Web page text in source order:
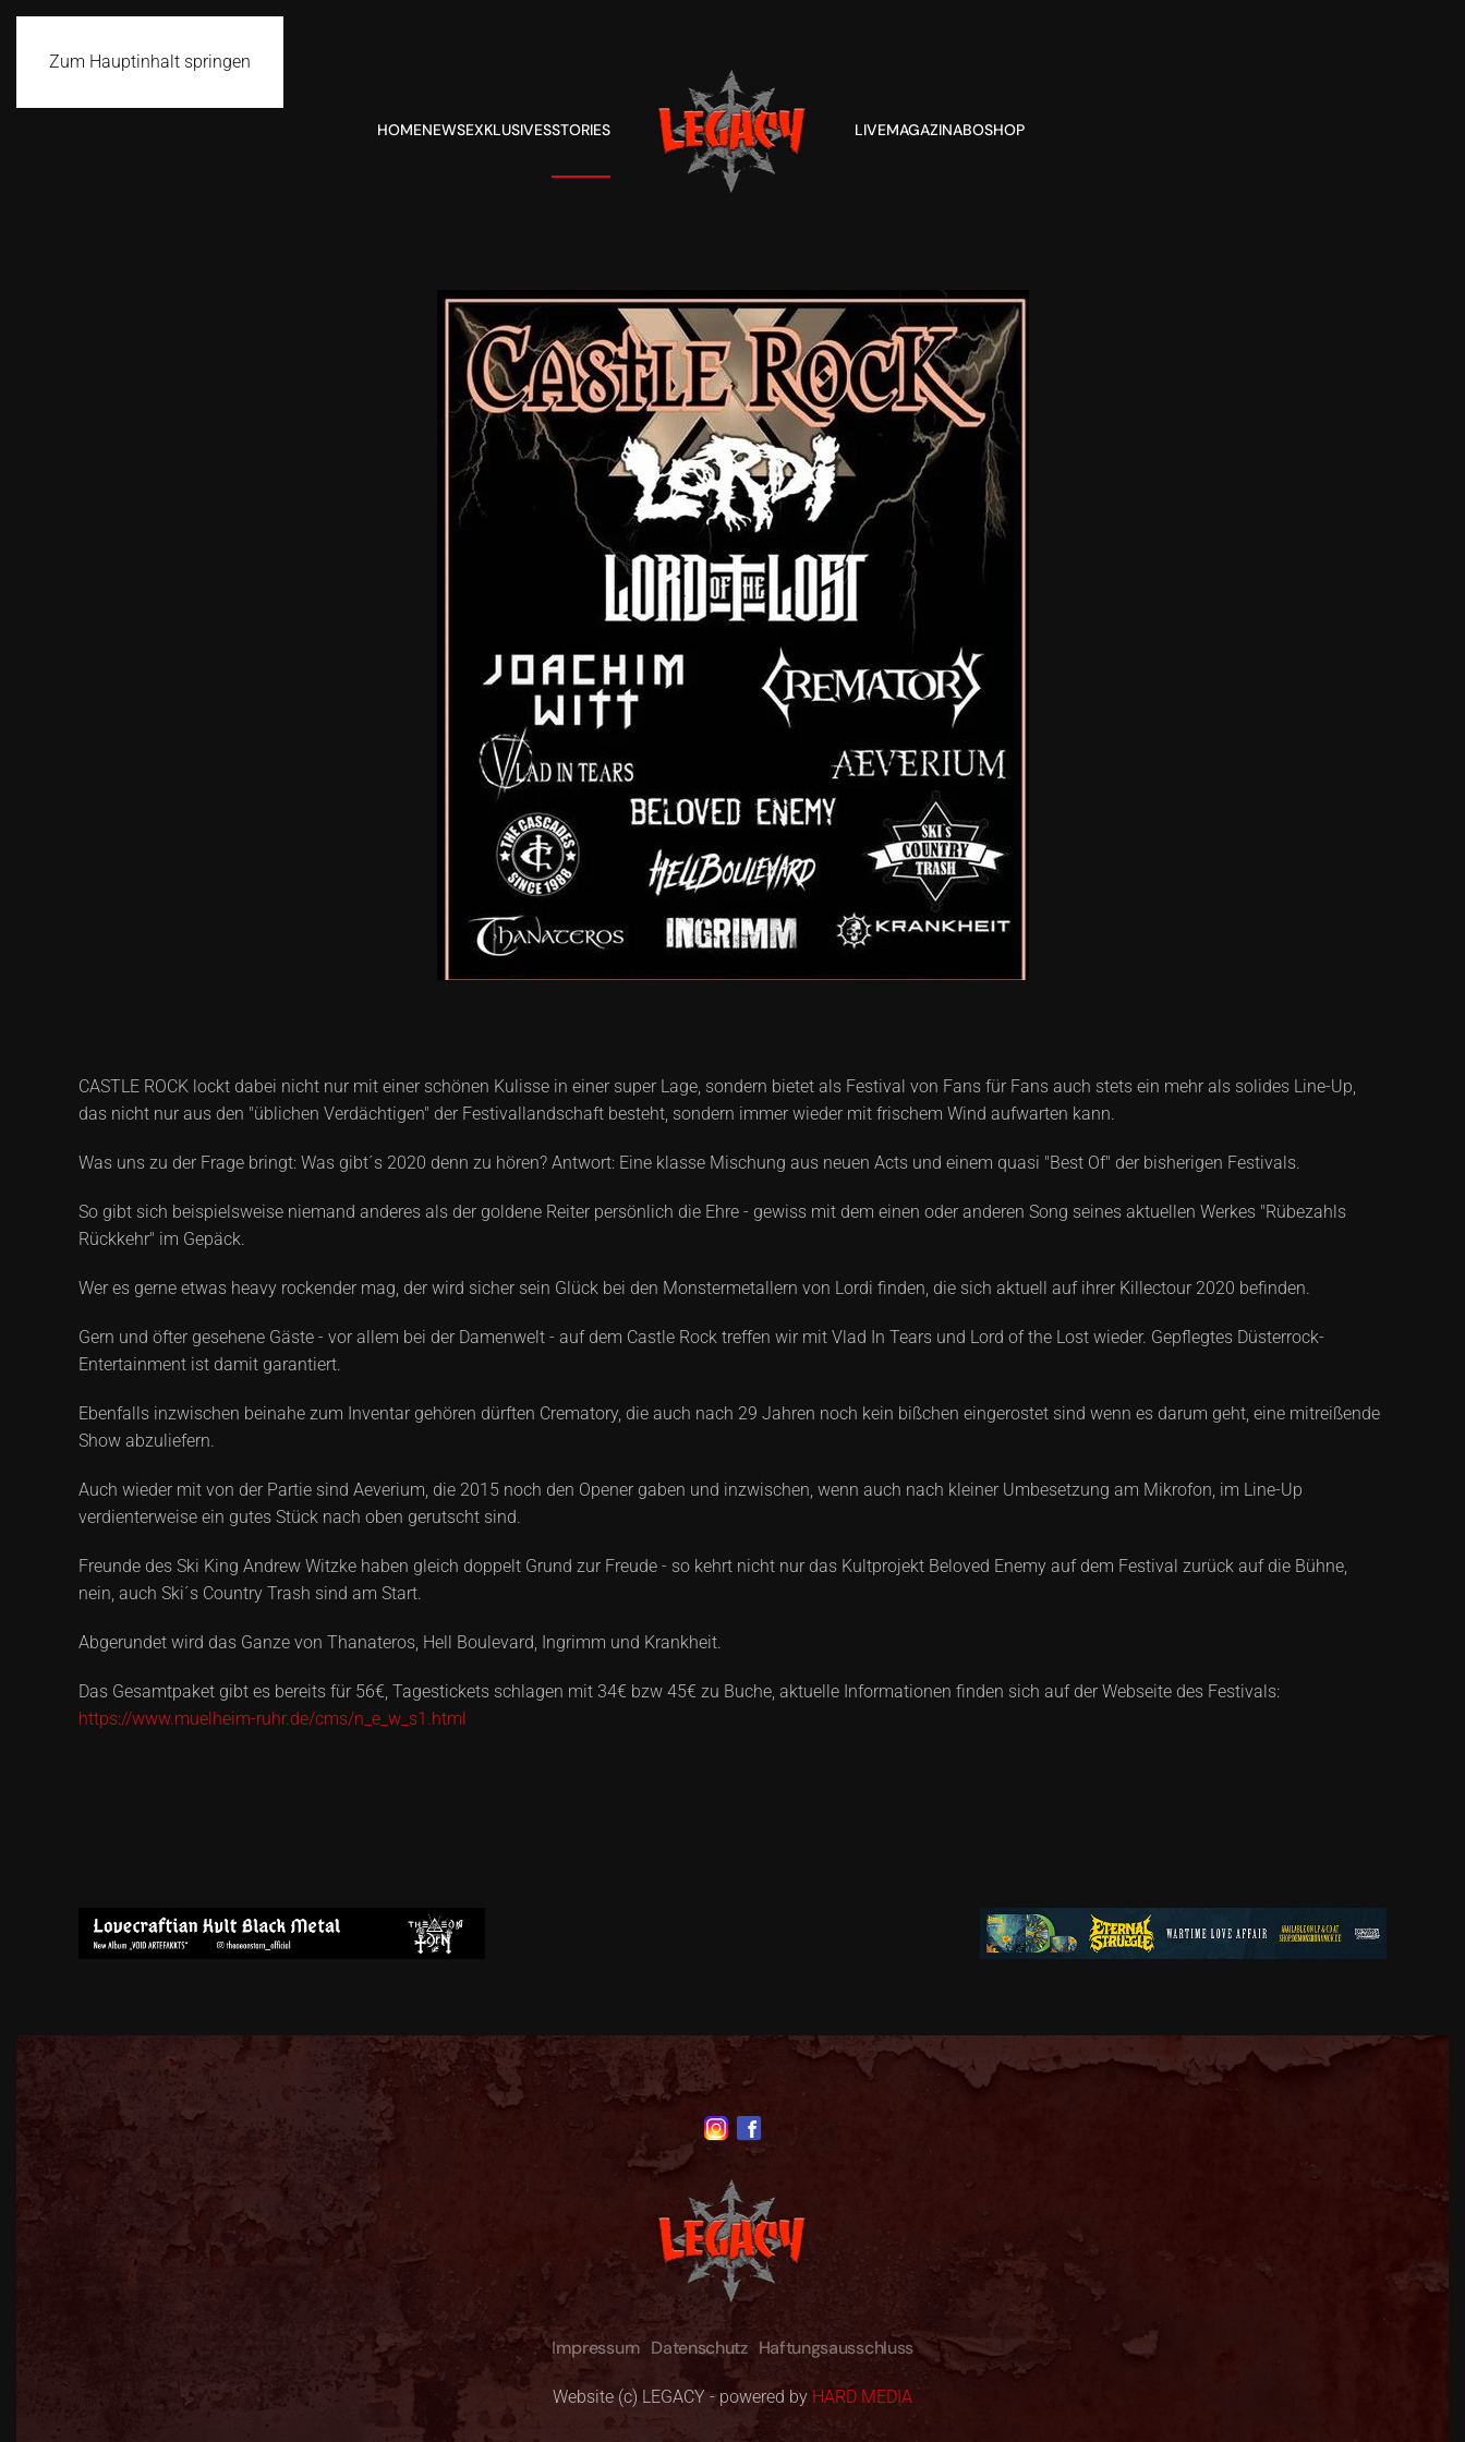
Zum Hauptinhalt springen
HOMENEWSEXKLUSIVESSTORIES LIVEMAGAZINABOSHOP
CASTLE ROCK lockt dabei nicht nur mit einer schönen Kulisse in einer super Lage, sondern bietet als Festival von Fans für Fans auch stets ein mehr als solides Line-Up,
das nicht nur aus den "üblichen Verdächtigen" der Festivallandschaft besteht, sondern immer wieder mit frischem Wind aufwarten kann.
Was uns zu der Frage bringt: Was gibt´s 2020 denn zu hören? Antwort: Eine klasse Mischung aus neuen Acts und einem quasi "Best Of" der bisherigen Festivals.
So gibt sich beispielsweise niemand anderes als der goldene Reiter persönlich die Ehre - gewiss mit dem einen oder anderen Song seines aktuellen Werkes "Rübezahls
Rückkehr" im Gepäck.
Wer es gerne etwas heavy rockender mag, der wird sicher sein Glück bei den Monstermetallern von Lordi finden, die sich aktuell auf ihrer Killectour 2020 befinden.
Gern und öfter gesehene Gäste - vor allem bei der Damenwelt - auf dem Castle Rock treffen wir mit Vlad In Tears und Lord of the Lost wieder. Gepflegtes Düsterrock-
Entertainment ist damit garantiert.
Ebenfalls inzwischen beinahe zum Inventar gehören dürften Crematory, die auch nach 29 Jahren noch kein bißchen eingerostet sind wenn es darum geht, eine mitreißende
Show abzuliefern.
Auch wieder mit von der Partie sind Aeverium, die 2015 noch den Opener gaben und inzwischen, wenn auch nach kleiner Umbesetzung am Mikrofon, im Line-Up
verdienterweise ein gutes Stück nach oben gerutscht sind.
Freunde des Ski King Andrew Witzke haben gleich doppelt Grund zur Freude - so kehrt nicht nur das Kultprojekt Beloved Enemy auf dem Festival zurück auf die Bühne,
nein, auch Ski´s Country Trash sind am Start.
Abgerundet wird das Ganze von Thanateros, Hell Boulevard, Ingrimm und Krankheit.
Das Gesamtpaket gibt es bereits für 56€, Tagestickets schlagen mit 34€ bzw 45€ zu Buche, aktuelle Informationen finden sich auf der Webseite des Festivals:
https://www.muelheim-ruhr.de/cms/n_e_w_s1.html
Impressum Datenschutz Haftungsausschluss
Website (c) LEGACY - powered by HARD MEDIA